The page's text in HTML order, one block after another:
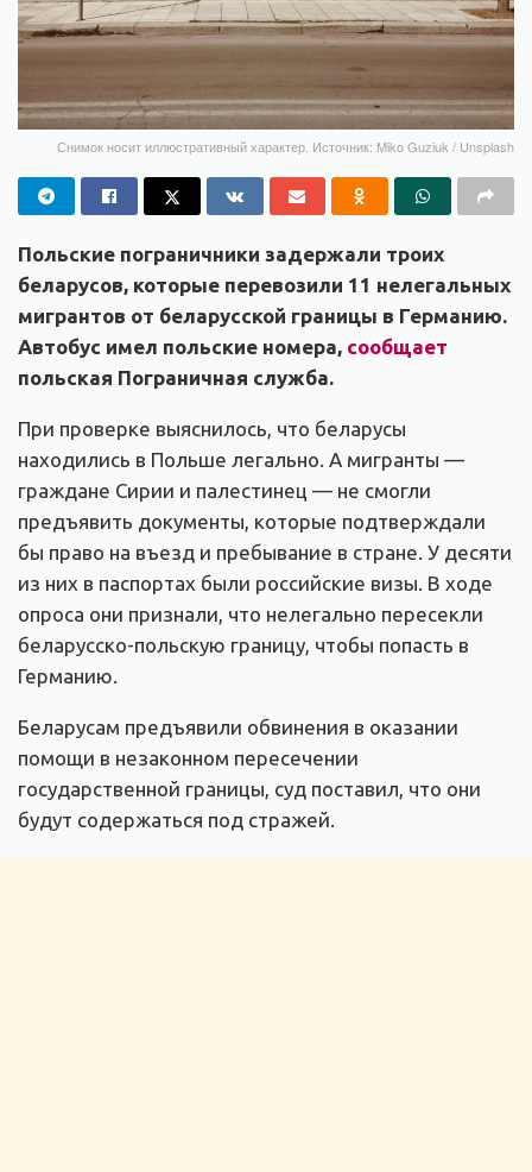
Снимок носит иллюстративный характер. Источник: Miko Guziuk / Unsplash
Польские пограничники задержали троих
беларусов, которые перевозили 11 нелегальных
мигрантов от беларусской границы в Германию.
Автобус имел польские номера, сообщает
польская Пограничная служба.
При проверке выяснилось, что беларусы
находились в Польше легально. А мигранты —
граждане Сирии и палестинец — не смогли
предъявить документы, которые подтверждали
бы право на въезд и пребывание в стране. У десяти
из них в паспортах были российские визы. В ходе
опроса они признали, что нелегально пересекли
беларусско-польскую границу, чтобы попасть в
Германию.
Беларусам предъявили обвинения в оказании
помощи в незаконном пересечении
государственной границы, суд поставил, что они
будут содержаться под стражей.